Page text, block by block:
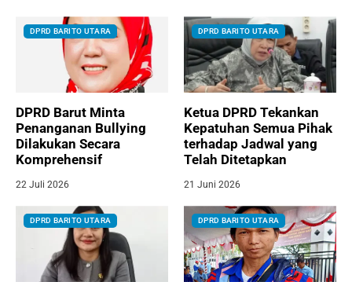
DPRD BARITO UTARA
DPRD Barut Minta
Penanganan Bullying
Dilakukan Secara
Komprehensif
22 Juli 2026
DPRD BARITO UTARA
Ketua DPRD Tekankan
Kepatuhan Semua Pihak
terhadap Jadwal yang
Telah Ditetapkan
21 Juni 2026
DPRD BARITO UTARA DPRD BARITO UTARA